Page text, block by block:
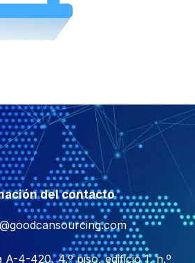
del contacto
A-4-420, 4.º piso, edificio 1, n.º